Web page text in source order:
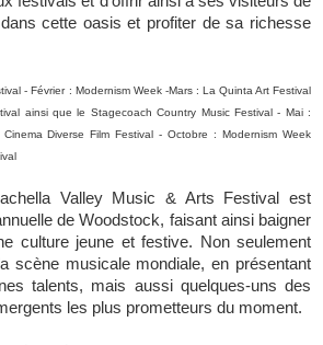
cette oasis et profiter de sa richesse
- Février : Modernism Week -Mars : La Quinta Art Festival
ainsi que le Stagecoach Country Music Festival - Mai :
Diverse Film Festival - Octobre : Modernism Week
Valley Music & Arts Festival est
de Woodstock, faisant ainsi baigner
culture jeune et festive. Non seulement
scène musicale mondiale, en présentant
talents, mais aussi quelques-uns des
les plus prometteurs du moment.